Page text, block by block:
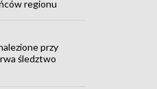
regionu
przy
śledztwo